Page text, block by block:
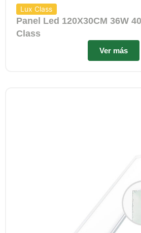
Lux Class
Panel Led 120X30CM 36W
Class
Ver más